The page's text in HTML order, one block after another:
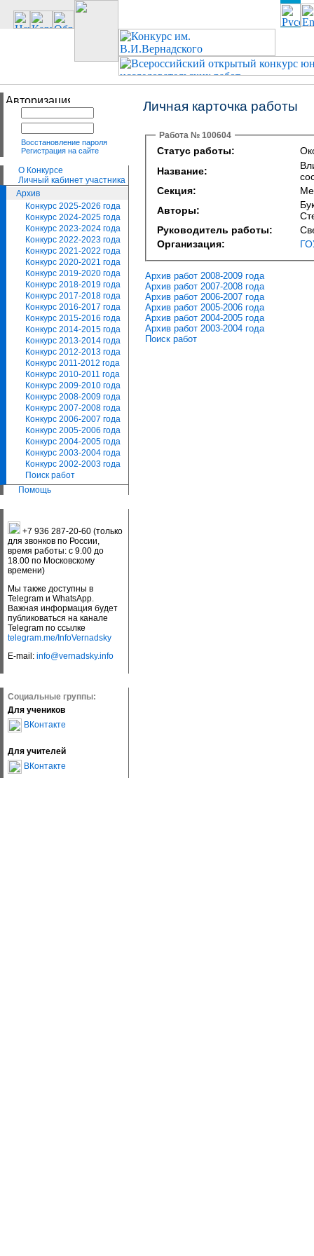
Восстановление пароля
Регистрация на сайте
О Конкурсе
Личный кабинет участника
Архив
Конкурс 2025-2026 года
Конкурс 2024-2025 года
Конкурс 2023-2024 года
Конкурс 2022-2023 года
Конкурс 2021-2022 года
Конкурс 2020-2021 года
Конкурс 2019-2020 года
Конкурс 2018-2019 года
Конкурс 2017-2018 года
Конкурс 2016-2017 года
Конкурс 2015-2016 года
Конкурс 2014-2015 года
Конкурс 2013-2014 года
Конкурс 2012-2013 года
Конкурс 2011-2012 года
Конкурс 2010-2011 года
Конкурс 2009-2010 года
Конкурс 2008-2009 года
Конкурс 2007-2008 года
Конкурс 2006-2007 года
Конкурс 2005-2006 года
Конкурс 2004-2005 года
Конкурс 2003-2004 года
Конкурс 2002-2003 года
Поиск работ
Помощь
+7 936 287-20-60 (только
для звонков по России,
время работы: с 9.00 до
18.00 по Московскому
времени)
Мы также доступны в
Telegram и WhatsApp.
Важная информация будет
публиковаться на канале
Telegram по ссылке
telegram.me/InfoVernadsky
E-mail: info@vernadsky.info
Социальные группы:
Для учеников
ВКонтакте
Для учителей
ВКонтакте
Личная карточка работы
Работа № 100604
Статус работы:
Название:
Секция:
Авторы:
Руководитель работы:
Организация:
Архив работ 2008-2009 года
Архив работ 2007-2008 года
Архив работ 2006-2007 года
Архив работ 2005-2006 года
Архив работ 2004-2005 года
Архив работ 2003-2004 года
Поиск работ